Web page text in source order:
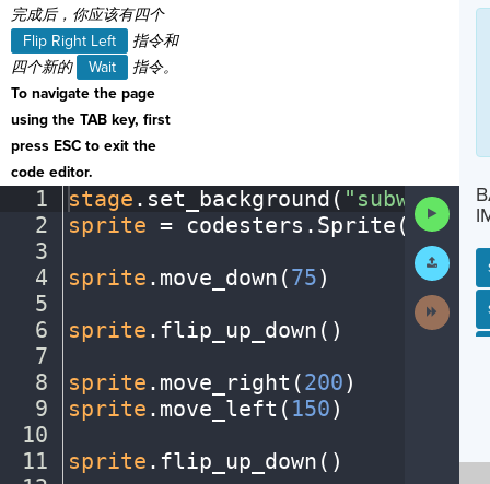
完成后，你应该有四个
Flip Right Left
指令和
四个新的
Wait
指令。
To navigate the page
using the TAB key, first
press ESC to exit the
code editor.
1
2
3
4
5
6
7
8
9
10
11
stage . set_background( "subway"
sprite = codesters . Sprite(
sprite . move_down(75)
sprite . flip_up_down()
sprite . move_right(200)
sprite . move_left( 150)
sprite . flip_up_down()
Code
Submit
Work
Activity